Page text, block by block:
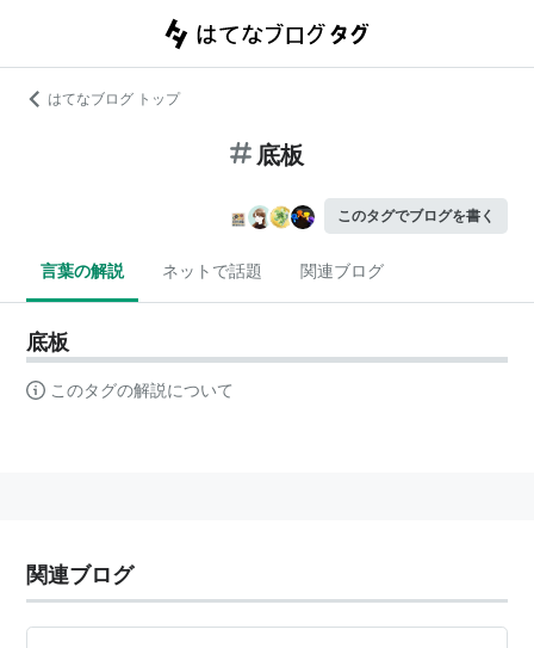
はてなブログ トップ
底板
このタグでブログを書く
言葉の解説 ネットで話題 関連ブログ
底板
このタグの解説について
関連ブログ